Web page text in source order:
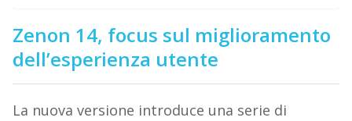
Zenon 14, focus sul miglioramento
dell’esperienza utente
La nuova versione introduce una serie di